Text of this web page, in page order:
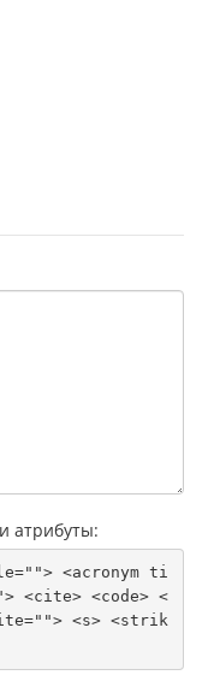
атрибуты:
<acronym ti
<cite> <code> <
<s> <strik